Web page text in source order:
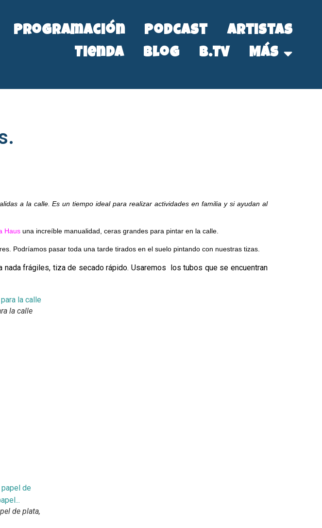
Programación Podcast
Artistas
Tienda
Blog B.Tv Más
a la calle. Es un tiempo ideal para realizar actividades en familia y si ayudan al
Haus una increíble manualidad, ceras grandes para pintar en la calle.
Podríamos pasar toda una tarde tirados en el suelo pintando con nuestras tizas.
nada frágiles, tiza de secado rápido. Usaremos los tubos que se encuentran
la calle
de plata,